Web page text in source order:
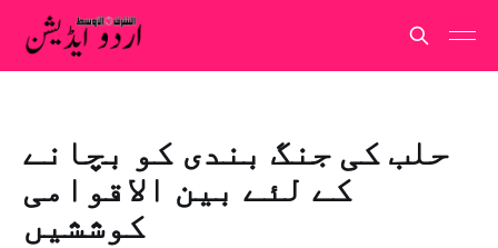
حلب کی جنگ بندی کو بچانے
کے لئے بین الاقوامی
کوششیں